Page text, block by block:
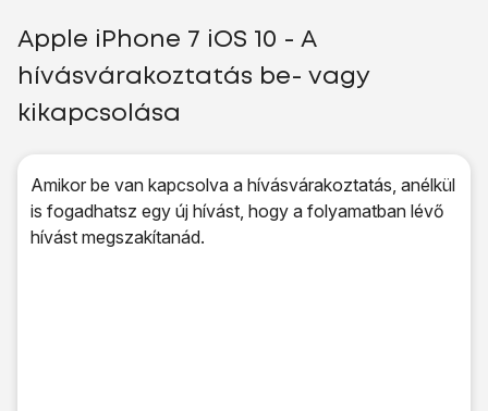
Apple iPhone 7 iOS 10 - A
hívásvárakoztatás be- vagy
kikapcsolása
Amikor be van kapcsolva a hívásvárakoztatás, anélkül
is fogadhatsz egy új hívást, hogy a folyamatban lévő
hívást megszakítanád.